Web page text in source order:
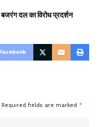
दल का विरोध प्रदर्शन
Facebook
Required fields are marked *